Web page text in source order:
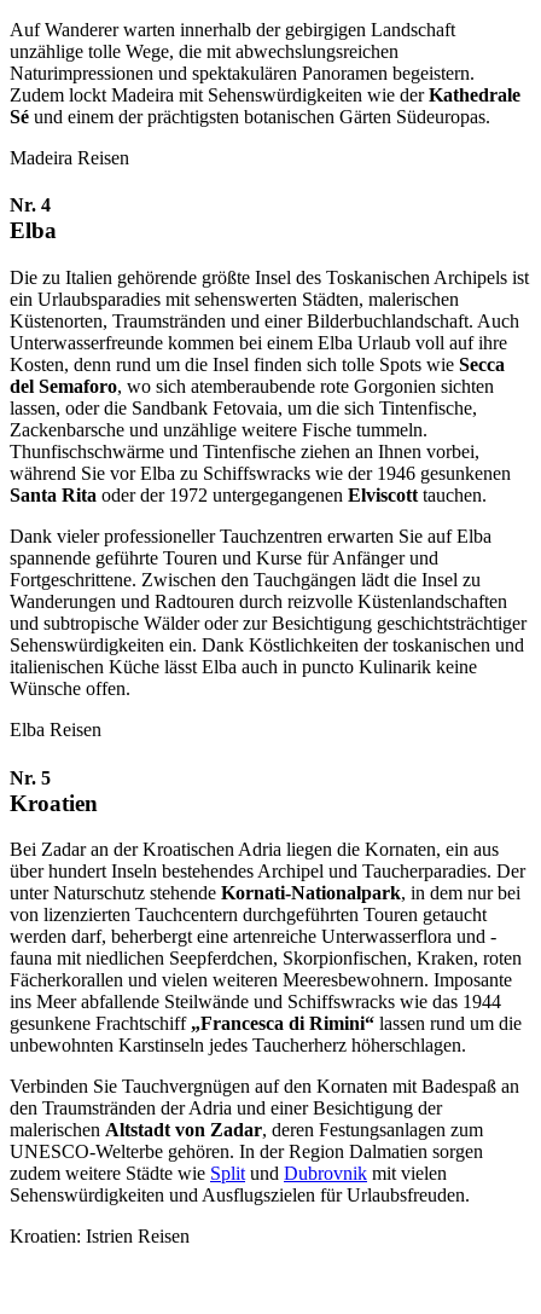
Auf Wanderer warten innerhalb der gebirgigen Landschaft
unzählige tolle Wege, die mit abwechslungsreichen
Naturimpressionen und spektakulären Panoramen begeistern.
Zudem lockt Madeira mit Sehenswürdigkeiten wie derKathedrale
Sé und einem der prächtigsten botanischen Gärten Südeuropas.
Madeira Reisen
Nr. 4
Elba
Die zu Italien gehörende größte Insel des Toskanischen Archipels ist
ein Urlaubsparadies mit sehenswerten Städten, malerischen
Küstenorten, Traumstränden und einer Bilderbuchlandschaft. Auch
Unterwasserfreunde kommen bei einem Elba Urlaub voll auf ihre
Kosten, denn rund um die Insel finden sich tolle Spots wie Secca
del Semaforo, wo sich atemberaubende rote Gorgonien sichten
lassen, oder die Sandbank Fetovaia, um die sich Tintenfische,
Zackenbarsche und unzählige weitere Fische tummeln.
Thunfischschwärme und Tintenfische ziehen an Ihnen vorbei,
während Sie vor Elba zu Schiffswracks wie der 1946 gesunkenen
Santa Rita oder der 1972 untergegangenen Elviscott tauchen.
Dank vieler professioneller Tauchzentren erwarten Sie auf Elba
spannende geführte Touren und Kurse für Anfänger und
Fortgeschrittene. Zwischen den Tauchgängen lädt die Insel zu
Wanderungen und Radtouren durch reizvolle Küstenlandschaften
und subtropische Wälder oder zur Besichtigung geschichtsträchtiger
Sehenswürdigkeiten ein. Dank Köstlichkeiten der toskanischen und
italienischen Küche lässt Elba auch in puncto Kulinarik keine
Wünsche offen.
Elba Reisen
Nr. 5
Kroatien
Bei Zadar an der Kroatischen Adria liegen die Kornaten, ein aus
über hundert Inseln bestehendes Archipel und Taucherparadies. Der
unter Naturschutz stehende Kornati-Nationalpark, in dem nur bei
von lizenzierten Tauchcentern durchgeführten Touren getaucht
werden darf, beherbergt eine artenreiche Unterwasserflora und -
fauna mit niedlichen Seepferdchen, Skorpionfischen, Kraken, roten
Fächerkorallen und vielen weiteren Meeresbewohnern. Imposante
ins Meer abfallende Steilwände und Schiffswracks wie das 1944
gesunkene Frachtschiff „Francesca di Rimini“ lassen rund um die
unbewohnten Karstinseln jedes Taucherherz höherschlagen.
Verbinden Sie Tauchvergnügen auf den Kornaten mit Badespaß an
den Traumstränden der Adria und einer Besichtigung der
malerischen Altstadt von Zadar, deren Festungsanlagen zum
UNESCO-Welterbe gehören. In der Region Dalmatien sorgen
zudem weitere Städte wie Splitund Dubrovnik mit vielen
Sehenswürdigkeiten und Ausflugszielen für Urlaubsfreuden.
Kroatien: Istrien Reisen